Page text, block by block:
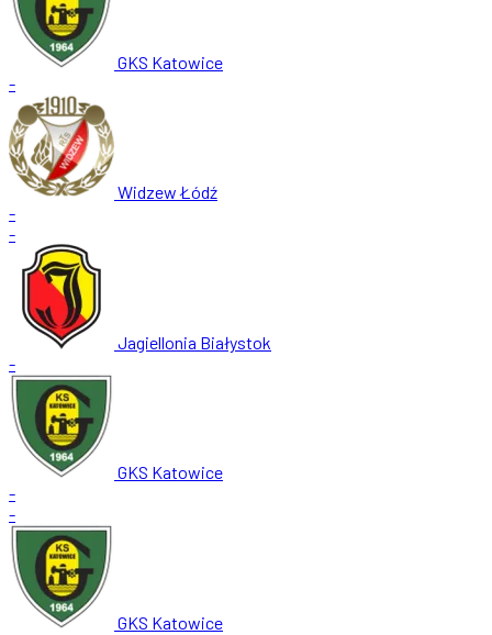
GKS Katowice
-
Widzew Łódź
-
-
Jagiellonia Białystok
-
GKS Katowice
-
-
GKS Katowice